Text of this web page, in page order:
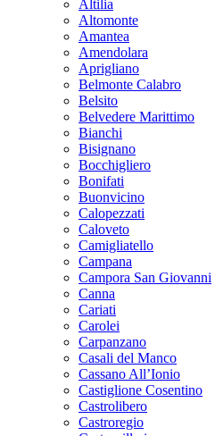
Altilia
Altomonte
Amantea
Amendolara
Aprigliano
Belmonte Calabro
Belsito
Belvedere Marittimo
Bianchi
Bisignano
Bocchigliero
Bonifati
Buonvicino
Calopezzati
Caloveto
Camigliatello
Campana
Campora San Giovanni
Canna
Cariati
Carolei
Carpanzano
Casali del Manco
Cassano All’Ionio
Castiglione Cosentino
Castrolibero
Castroregio